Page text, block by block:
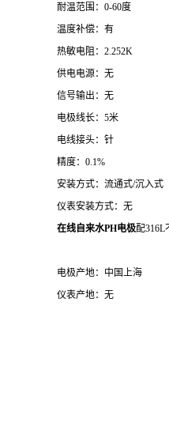
耐温范围：0-60度
温度补偿：有
热敏电阻：2.252K
供电电源：无
信号输出：无
电极线长：5米
电线接头：针
精度：0.1%
安装方式：流通式/沉入式
仪表安装方式：无
在线自来水PH电极配316L
电极产地：中国上海
仪表产地：无